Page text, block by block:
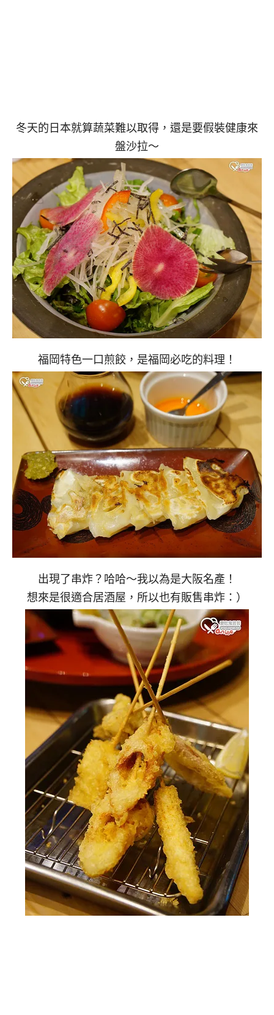
冬天的日本就算蔬菜難以取得，還是要假裝健康來
盤沙拉～
福岡特色一口煎餃，是福岡必吃的料理！
出現了串炸？哈哈～我以為是大阪名產！
想來是很適合居酒屋，所以也有販售串炸：）